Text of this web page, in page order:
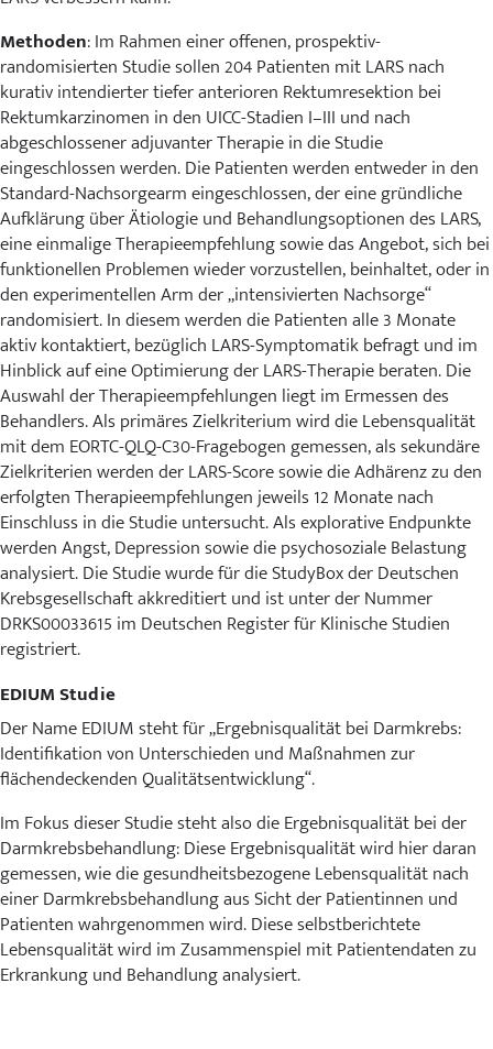
Methoden: Im Rahmen einer offenen, prospektiv-
randomisierten Studie sollen 204 Patienten mit LARS nach
kurativ intendierter tiefer anterioren Rektumresektion bei
Rektumkarzinomen in den UICC-Stadien I–III und nach
abgeschlossener adjuvanter Therapie in die Studie
eingeschlossen werden. Die Patienten werden entweder in den
Standard-Nachsorgearm eingeschlossen, der eine gründliche
Aufklärung über Ätiologie und Behandlungsoptionen des LARS,
eine einmalige Therapieempfehlung sowie das Angebot, sich bei
funktionellen Problemen wieder vorzustellen, beinhaltet, oder in
den experimentellen Arm der „intensivierten Nachsorge“
randomisiert. In diesem werden die Patienten alle 3 Monate
aktiv kontaktiert, bezüglich LARS-Symptomatik befragt und im
Hinblick auf eine Optimierung der LARS-Therapie beraten. Die
Auswahl der Therapieempfehlungen liegt im Ermessen des
Behandlers. Als primäres Zielkriterium wird die Lebensqualität
mit dem EORTC-QLQ-C30-Fragebogen gemessen, als sekundäre
Zielkriterien werden der LARS-Score sowie die Adhärenz zu den
erfolgten Therapieempfehlungen jeweils 12 Monate nach
Einschluss in die Studie untersucht. Als explorative Endpunkte
werden Angst, Depression sowie die psychosoziale Belastung
analysiert. Die Studie wurde für die StudyBox der Deutschen
Krebsgesellschaft akkreditiert und ist unter der Nummer
DRKS00033615 im Deutschen Register für Klinische Studien
registriert.
EDIUM Studie
Der Name EDIUM steht für „Ergebnisqualität bei Darmkrebs:
Identifikation von Unterschieden und Maßnahmen zur
flächendeckenden Qualitätsentwicklung“.
Im Fokus dieser Studie steht also die Ergebnisqualität bei der
Darmkrebsbehandlung: Diese Ergebnisqualität wird hier daran
gemessen, wie die gesundheitsbezogene Lebensqualität nach
einer Darmkrebsbehandlung aus Sicht der Patientinnen und
Patienten wahrgenommen wird. Diese selbstberichtete
Lebensqualität wird im Zusammenspiel mit Patientendaten zu
Erkrankung und Behandlung analysiert.